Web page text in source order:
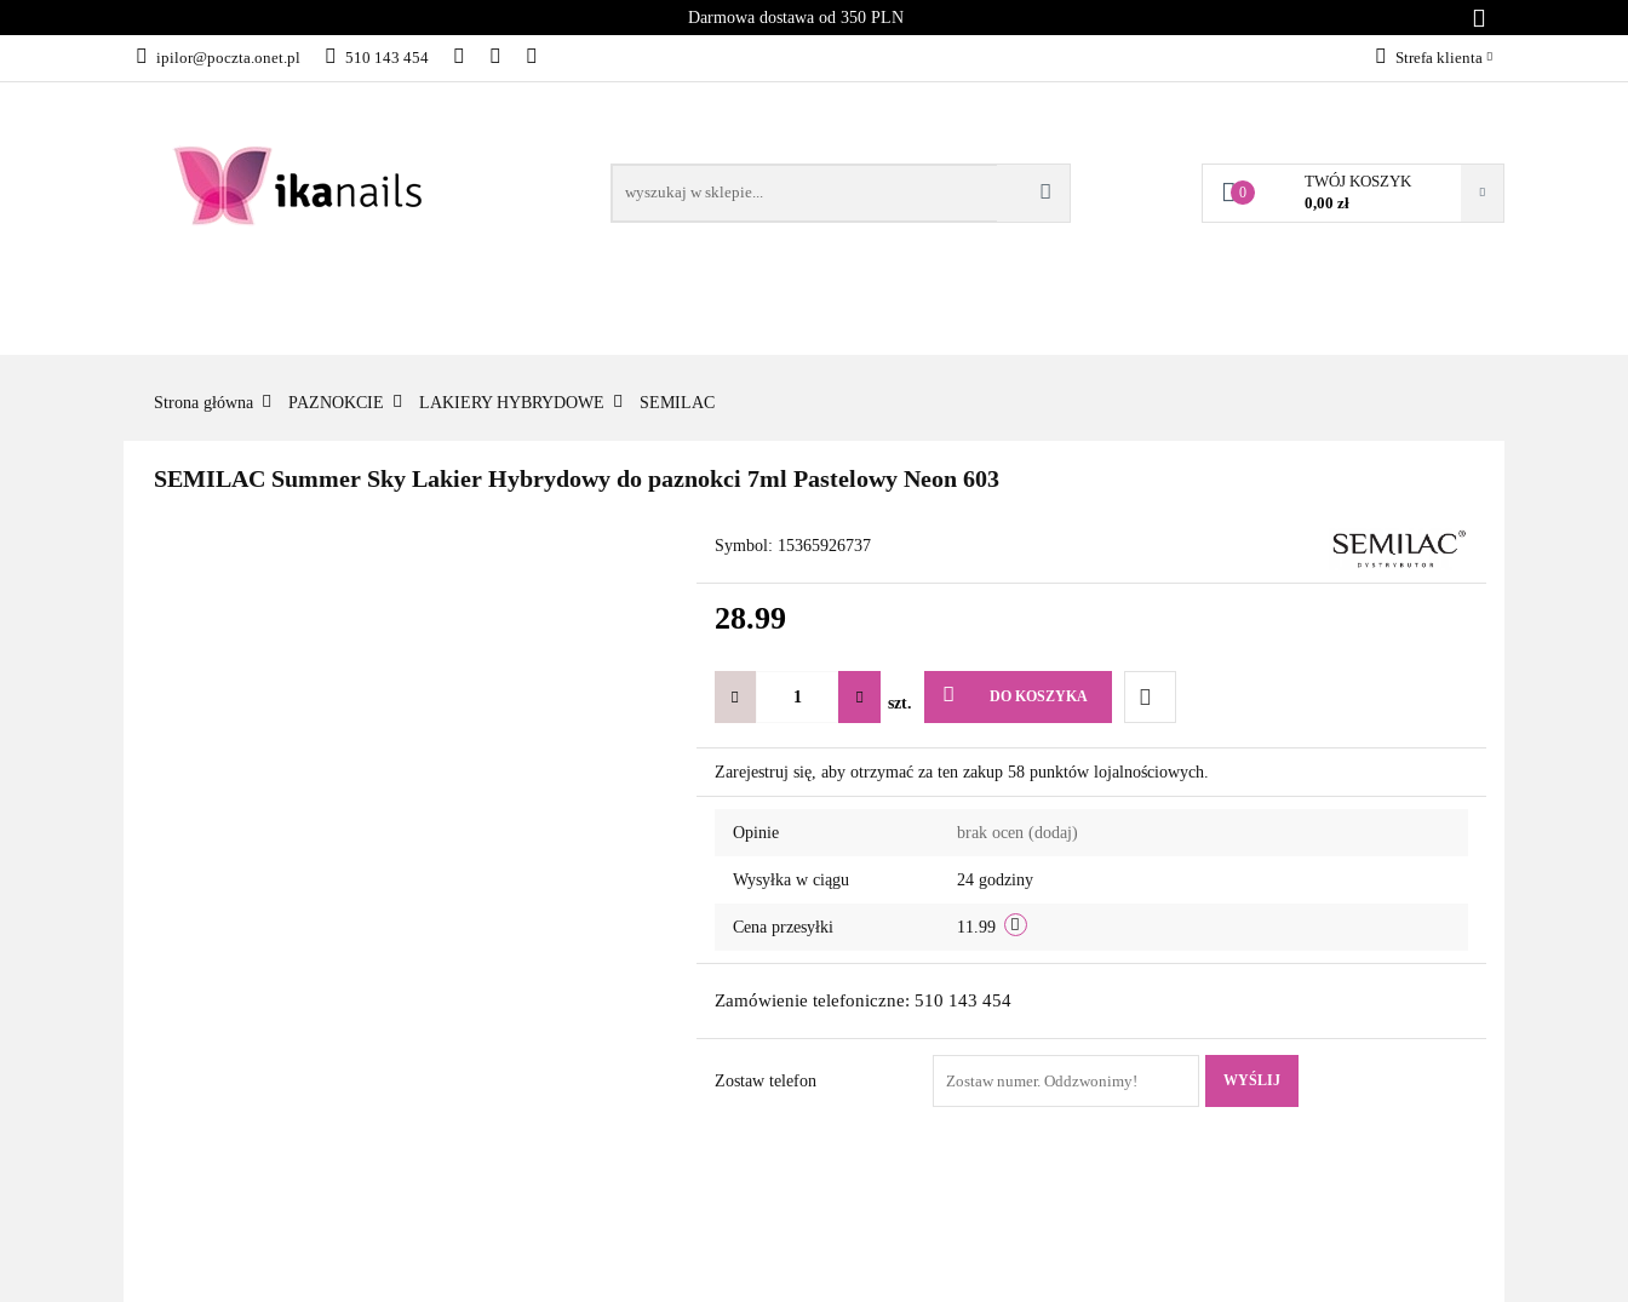
Darmowa dostawa od 350 PLN
ipilor@poczta.onet.pl 510 143 454 Strefa klienta
Dodaj zgłoszenie
Zgody cookies
0
TWÓJ KOSZYK
0,00 zł
KATEGORIE
Strona główna PAZNOKCIE LAKIERY HYBRYDOWE SEMILAC
SEMILAC Summer Sky Lakier Hybrydowy do paznokci 7ml Pastelowy Neon 603
Symbol: 15365926737
28.99
szt. DO KOSZYKA
Do
przechowalni
Zarejestruj się, aby otrzymać za ten zakup 58 punktów lojalnościowych.
Opinie brak ocen (dodaj)
Wysyłka w ciągu 24 godziny
Cena przesyłki 11.99
Zamówienie telefoniczne: 510 143 454
Zostaw telefon WYŚLIJ